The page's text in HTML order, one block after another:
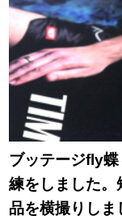
ブッテージfly蝶
練をしました。
品を横撮りし